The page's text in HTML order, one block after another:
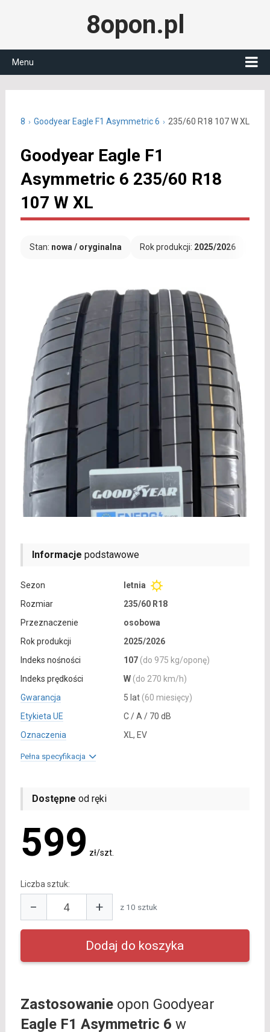
8opon.pl
Menu
R18 Goodyear Eagle F1 Asymmetric 6 235/60 R18 107 W XL
Goodyear Eagle F1
Asymmetric 6 235/60 R18
107 W XL
Stan: nowa / oryginalna Rok produkcji: 2025/2026
Informacje podstawowe
Sezon
letnia
Rozmiar
235/60 R18
Przeznaczenie
osobowa
Rok produkcji
2025/2026
Indeks nośności
107 (do 975 kg/oponę)
Indeks prędkości
W (do 270 km/h)
Gwarancja
5 lat (60 miesięcy)
Etykieta UE
C / A / 70 dB
Oznaczenia
XL, EV
Pełna specyfikacja
Dostępne od ręki
599 zł/szt.
Liczba sztuk:
− + z 10 sztuk
Zastosowanieopon Goodyear
Eagle F1 Asymmetric 6 w